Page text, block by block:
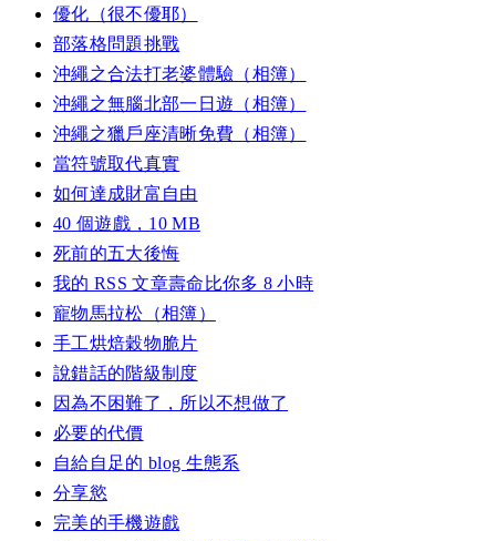
優化（很不優耶）
部落格問題挑戰
沖繩之合法打老婆體驗（相簿）
沖繩之無腦北部一日遊（相簿）
沖繩之獵戶座清晰免費（相簿）
當符號取代真實
如何達成財富自由
40 個遊戲，10 MB
死前的五大後悔
我的 RSS 文章壽命比你多 8 小時
寵物馬拉松（相簿）
手工烘焙穀物脆片
說錯話的階級制度
因為不困難了，所以不想做了
必要的代價
自給自足的 blog 生態系
分享慾
完美的手機遊戲